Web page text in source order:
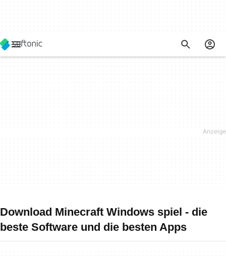
Download Minecraft Windows spiel - die
beste Software und die besten Apps